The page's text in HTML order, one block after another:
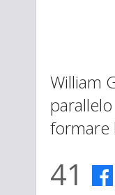
William
formare
41